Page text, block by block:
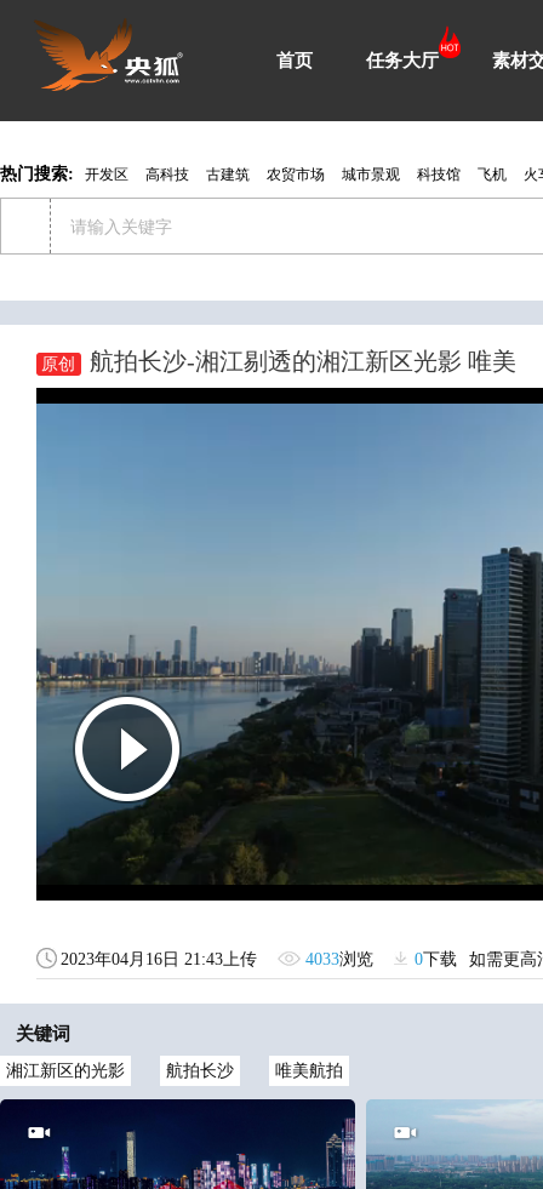
首页 任务大厅 素材
热门搜索: 开发区 高科技 古建筑 农贸市场 城市景观 科技馆 飞机 火
原创 航拍长沙-湘江剔透的湘江新区光影 唯美
2023年04月16日 21:43上传 4033浏览 0下载 如需更高
关键词
湘江新区的光影 航拍长沙 唯美航拍